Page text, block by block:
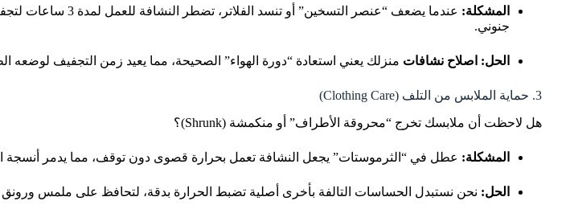
المشكلة:
جنوني.
الحل: اصلاح نشافات منزلك يعني استعادة “دورة الهواء” الصحيحة، مما يعيد زمن التجفيف لوضعه
3. حماية الملابس من التلف (Clothing Care)
هل لاحظت أن ملابسك تخرج “محروقة الأطراف” أو منكمشة (Shrunk)؟
المشكلة: عطل في “الثرموستات” يجعل النشافة تعمل بحرارة قصوى دون توقف، مما يدمر أنسجة
الحل: نحن نستبدل الحساسات التالفة بأخرى أصلية تضبط الحرارة بدقة، لتحافظ على ملمس